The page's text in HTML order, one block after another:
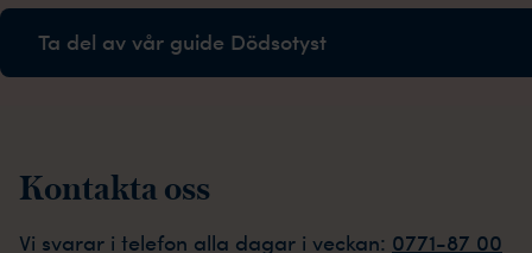
Ta del av vår guide Dödsotyst
Kontakta oss
Vi svarar i telefon alla dagar i veckan: 0771-87 00